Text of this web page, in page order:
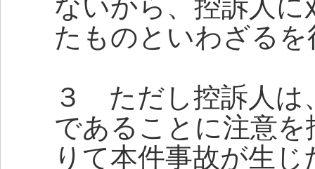
ないから、控訴人
たものといわざるを
３ ただし控訴人は
であることに注意
りて本件事故が生